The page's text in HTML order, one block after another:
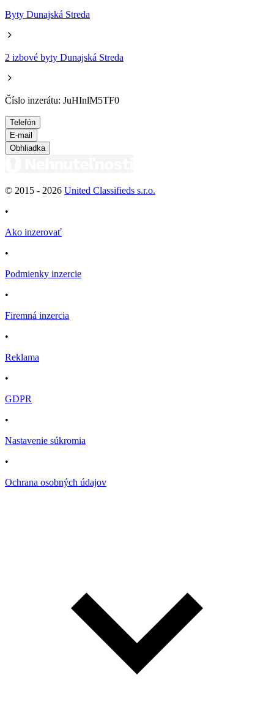
Byty Dunajská Streda
2 izbové byty Dunajská Streda
Číslo inzerátu: JuHInlM5TF0
Telefón
E-mail
Obhliadka
© 2015 - 2026 United Classifieds s.r.o.
•
Ako inzerovať
•
Podmienky inzercie
•
Firemná inzercia
•
Reklama
•
GDPR
•
Nastavenie súkromia
•
Ochrana osobných údajov